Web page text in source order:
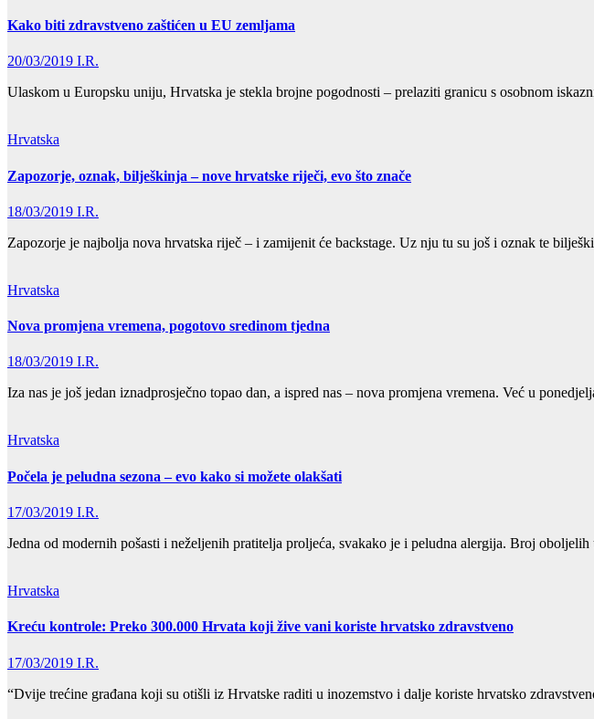
Kako biti zdravstveno zaštićen u EU zemljama
20/03/2019 I.R.
Ulaskom u Europsku uniju, Hrvatska je stekla brojne pogodnosti – prelaziti granicu s osobnom
Hrvatska
Zapozorje, oznak, bilješkinja – nove hrvatske riječi, evo što znače
18/03/2019 I.R.
Zapozorje je najbolja nova hrvatska riječ – i zamijenit će backstage. Uz nju tu su još i oznak te
Hrvatska
Nova promjena vremena, pogotovo sredinom tjedna
18/03/2019 I.R.
Iza nas je još jedan iznadprosječno topao dan, a ispred nas – nova promjena vremena. Već u
Hrvatska
Počela je peludna sezona – evo kako si možete olakšati
17/03/2019 I.R.
Jedna od modernih pošasti i neželjenih pratitelja proljeća, svakako je i peludna alergija. Broj
Hrvatska
Kreću kontrole: Preko 300.000 Hrvata koji žive vani koriste hrvatsko zdravstveno
17/03/2019 I.R.
“Dvije trećine građana koji su otišli iz Hrvatske raditi u inozemstvo i dalje koriste hrvatsko